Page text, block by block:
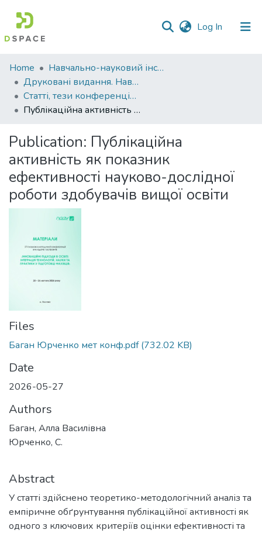
Log In (current)
Communities
&
Collections
All of DSpace
Statistics
Home
Навчально-науковий інститут агротехнологій, селекції та екології
Друковані видання. Навчально-науковий інститут агротехнологій, селекції та екології
Статті, тези конференцій. Навчально-науковий інститут агротехнологій, селекції та екології
Публікаційна активність як показник ефективності науково-дослідної роботи здобувачів вищої освіти
Publication: Публікаційна
активність як показник
ефективності науково-дослідної
роботи здобувачів вищої освіти
Files
Баган Юрченко мет конф.pdf(732.02 KB)
Date
2026-05-27
Authors
Баган, Алла Василівна
Юрченко, С.
Abstract
У статті здійснено теоретико-методологічний аналіз та
емпіричне обґрунтування публікаційної активності як
одного з ключових критеріїв оцінки ефективності та